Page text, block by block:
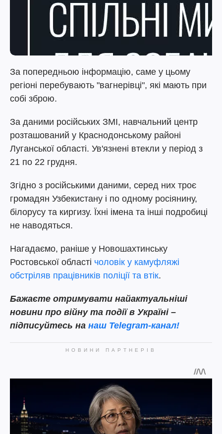
За попередньою інформацію, саме у цьому
регіоні перебувають "вагнерівці", які мають при
собі зброю.
За даними російських ЗМІ, навчальний центр
розташований у Краснодонському районі
Луганської області. Ув'язнені втекли у період з
21 по 22 грудня.
Згідно з російськими даними, серед них троє
громадян Узбекистану і по одному росіянину,
білорусу та киргизу. Їхні імена та інші подробиці
не наводяться.
Нагадаємо, раніше у Новошахтинську
Ростовської області чоловік у камуфляжі
обстріляв працівників поліції та втік.
Бажаєте отримувати найактуальніші
новини про війну та події в Україні –
підписуйтесь на наш Telegram-канал!